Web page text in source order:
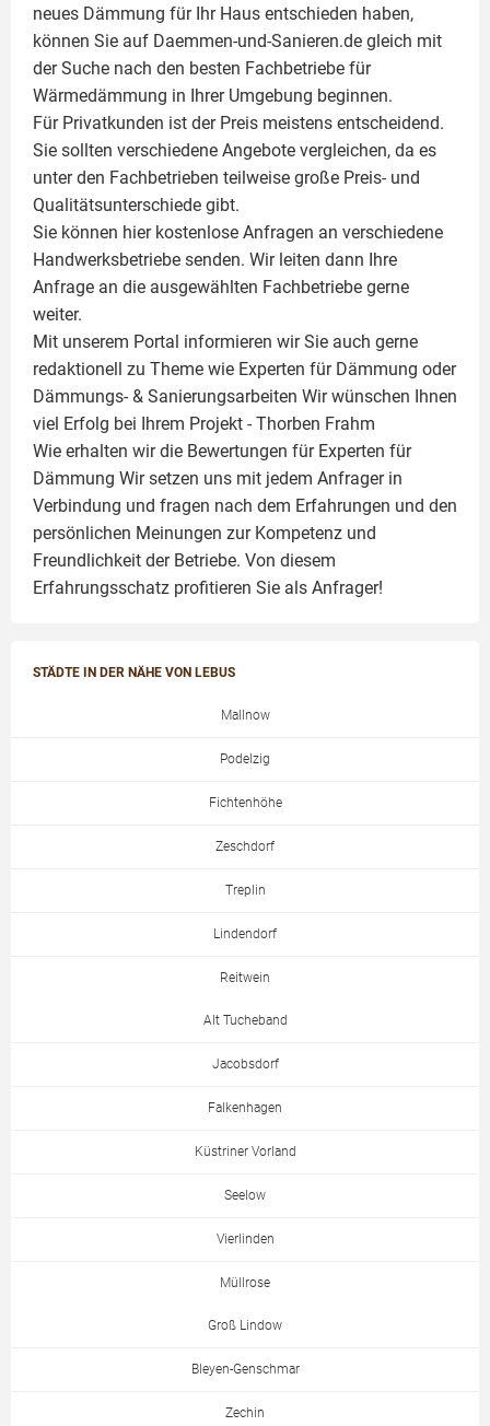
neues Dämmung für Ihr Haus entschieden haben,
können Sie auf Daemmen-und-Sanieren.de gleich mit
der Suche nach den besten Fachbetriebe für
Wärmedämmung in Ihrer Umgebung beginnen.
Für Privatkunden ist der Preis meistens entscheidend.
Sie sollten verschiedene Angebote vergleichen, da es
unter den Fachbetrieben teilweise große Preis- und
Qualitätsunterschiede gibt.
Sie können hier kostenlose Anfragen an verschiedene
Handwerksbetriebe senden. Wir leiten dann Ihre
Anfrage an die ausgewählten Fachbetriebe gerne
weiter.
Mit unserem Portal informieren wir Sie auch gerne
redaktionell zu Theme wie Experten für Dämmung oder
Dämmungs- & Sanierungsarbeiten Wir wünschen Ihnen
viel Erfolg bei Ihrem Projekt - Thorben Frahm
Wie erhalten wir die Bewertungen für Experten für
Dämmung Wir setzen uns mit jedem Anfrager in
Verbindung und fragen nach dem Erfahrungen und den
persönlichen Meinungen zur Kompetenz und
Freundlichkeit der Betriebe. Von diesem
Erfahrungsschatz profitieren Sie als Anfrager!
STÄDTE IN DER NÄHE VON LEBUS
Mallnow
Podelzig
Fichtenhöhe
Zeschdorf
Treplin
Lindendorf
Reitwein
Alt Tucheband
Jacobsdorf
Falkenhagen
Küstriner Vorland
Seelow
Vierlinden
Müllrose
Groß Lindow
Bleyen-Genschmar
Zechin